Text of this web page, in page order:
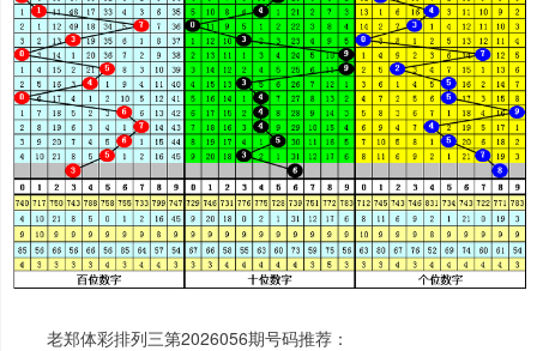
老郑体彩排列三第2026056期号码推荐：